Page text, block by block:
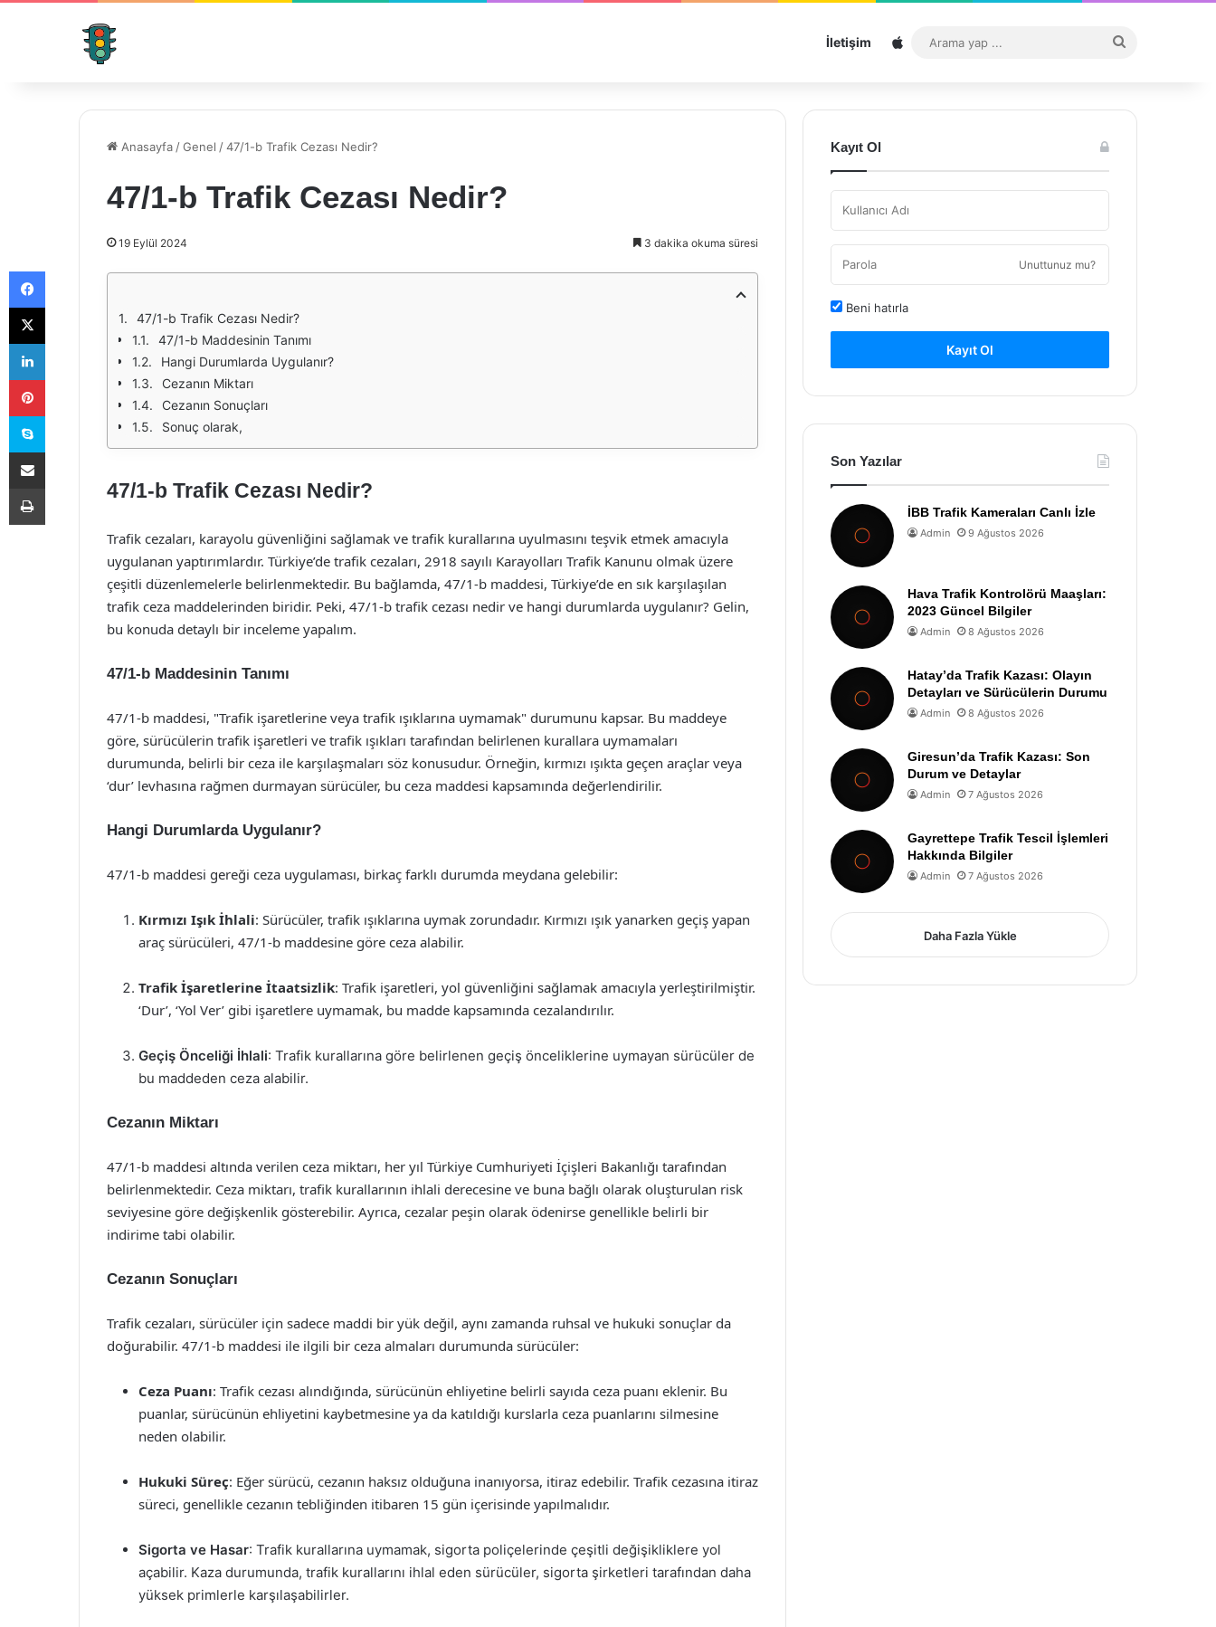
İletişim Sitemap
...
Anasayfa /Genel /47/1-b Trafik Cezası Nedir?
47/1-b Trafik Cezası Nedir?
19 Eylül 2024 3 dakika okuma süresi
47/1-b Trafik Cezası Nedir?
47/1-b Maddesinin Tanımı
Hangi Durumlarda Uygulanır?
Cezanın Miktarı
Cezanın Sonuçları
Sonuç olarak,
47/1-b Trafik Cezası Nedir?
Trafik cezaları, karayolu güvenliğini sağlamak ve trafik kurallarına uyulmasını teşvik etmek amacıyla
uygulanan yaptırımlardır. Türkiye’de trafik cezaları, 2918 sayılı Karayolları Trafik Kanunu olmak üzere
çeşitli düzenlemelerle belirlenmektedir. Bu bağlamda, 47/1-b maddesi, Türkiye’de en sık karşılaşılan
trafik ceza maddelerinden biridir. Peki, 47/1-b trafik cezası nedir ve hangi durumlarda uygulanır? Gelin,
bu konuda detaylı bir inceleme yapalım.
47/1-b Maddesinin Tanımı
47/1-b maddesi, "Trafik işaretlerine veya trafik ışıklarına uymamak" durumunu kapsar. Bu maddeye
göre, sürücülerin trafik işaretleri ve trafik ışıkları tarafından belirlenen kurallara uymamaları
durumunda, belirli bir ceza ile karşılaşmaları söz konusudur. Örneğin, kırmızı ışıkta geçen araçlar veya
‘dur’ levhasına rağmen durmayan sürücüler, bu ceza maddesi kapsamında değerlendirilir.
Hangi Durumlarda Uygulanır?
47/1-b maddesi gereği ceza uygulaması, birkaç farklı durumda meydana gelebilir:
Kırmızı Işık İhlali: Sürücüler, trafik ışıklarına uymak zorundadır. Kırmızı ışık yanarken geçiş yapan
araç sürücüleri, 47/1-b maddesine göre ceza alabilir.
Trafik İşaretlerine İtaatsizlik: Trafik işaretleri, yol güvenliğini sağlamak amacıyla yerleştirilmiştir.
‘Dur’, ‘Yol Ver’ gibi işaretlere uymamak, bu madde kapsamında cezalandırılır.
Geçiş Önceliği İhlali: Trafik kurallarına göre belirlenen geçiş önceliklerine uymayan sürücüler de
bu maddeden ceza alabilir.
Cezanın Miktarı
47/1-b maddesi altında verilen ceza miktarı, her yıl Türkiye Cumhuriyeti İçişleri Bakanlığı tarafından
belirlenmektedir. Ceza miktarı, trafik kurallarının ihlali derecesine ve buna bağlı olarak oluşturulan risk
seviyesine göre değişkenlik gösterebilir. Ayrıca, cezalar peşin olarak ödenirse genellikle belirli bir
indirime tabi olabilir.
Cezanın Sonuçları
Trafik cezaları, sürücüler için sadece maddi bir yük değil, aynı zamanda ruhsal ve hukuki sonuçlar da
doğurabilir. 47/1-b maddesi ile ilgili bir ceza almaları durumunda sürücüler:
Ceza Puanı: Trafik cezası alındığında, sürücünün ehliyetine belirli sayıda ceza puanı eklenir. Bu
puanlar, sürücünün ehliyetini kaybetmesine ya da katıldığı kurslarla ceza puanlarını silmesine
neden olabilir.
Hukuki Süreç: Eğer sürücü, cezanın haksız olduğuna inanıyorsa, itiraz edebilir. Trafik cezasına itiraz
süreci, genellikle cezanın tebliğinden itibaren 15 gün içerisinde yapılmalıdır.
Sigorta ve Hasar: Trafik kurallarına uymamak, sigorta poliçelerinde çeşitli değişikliklere yol
açabilir. Kaza durumunda, trafik kurallarını ihlal eden sürücüler, sigorta şirketleri tarafından daha
yüksek primlerle karşılaşabilirler.
Kayıt Ol
Unuttunuz mu?
Beni hatırla
Kayıt Ol
Son Yazılar
İBB Trafik Kameraları Canlı İzle
Admin 9 Ağustos 2026
Hava Trafik Kontrolörü Maaşları:
2023 Güncel Bilgiler
Admin 8 Ağustos 2026
Hatay’da Trafik Kazası: Olayın
Detayları ve Sürücülerin Durumu
Admin 8 Ağustos 2026
Giresun’da Trafik Kazası: Son
Durum ve Detaylar
Admin 7 Ağustos 2026
Gayrettepe Trafik Tescil İşlemleri
Hakkında Bilgiler
Admin 7 Ağustos 2026
Daha Fazla Yükle
Facebook
X
LinkedIn
Pinterest
Skype
E-Posta ile paylaş